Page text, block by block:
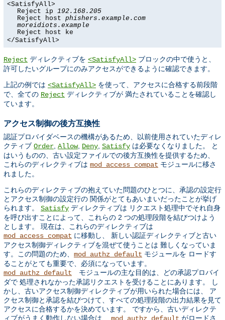
<SatisfyAll>
Reject ip 192.168.205
Reject host phishers.example.com
moreidiots.example
Reject host ke
</SatisfyAll>
Reject ディレクティブを <SatisfyAll> ブロックの中で使うと、
許可したいグループにのみアクセスができるように確認できます。
上記の例では <SatisfyAll> を使って、アクセスに合格する前段階
で、全ての Reject ディレクティブが 満たされていることを確認し
ています。
アクセス制御の後方互換性
認証プロバイダベースの機構があるため、以前使用されていたディレ
クティブ Order, Allow, Deny, Satisfy は必要なくなりました。 と
はいうものの、古い設定ファイルでの後方互換性を提供するため、
これらのディレクティブは mod_access_compat モジュールに移さ
れました。
これらのディレクティブの抱えていた問題のひとつに、承認の設定行
とアクセス制御の設定行の 関係がとてもあいまいだったことが挙げ
られます。 Satisfy ディレクティブは リクエスト処理中でそれ自身
を呼び出すことによって、これらの 2 つの処理段階を結びつけよう
とします。 現在は、これらのディレクティブは
mod_access_compat に移動し、 新しい認証ディレクティブと古い
アクセス制御ディレクティブを混ぜて使うことは 難しくなっていま
す。この問題のため、 mod_authz_default モジュールを ロードす
ることがとても重要で、必須になっています。
mod_authz_default モジュールの主な目的は、どの承認プロバイ
ダで 処理されなかった承認リクエストを受けることにあります。 し
かし、古いアクセス制御ディレクティブが用いられた場合には、 ア
クセス制御と承認を結びつけて、すべての処理段階の出力結果を見て
アクセスに合格するかを決めています。 ですから、古いディレクテ
ィブがうまく動作しない場合は、
がロードさ